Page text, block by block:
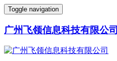
Toggle navigation
广州飞领信息科技有限公司